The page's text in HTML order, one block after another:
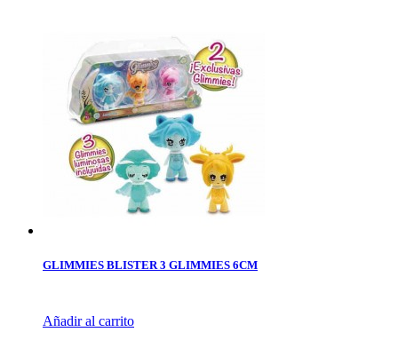
GLIMMIES BLISTER 3 GLIMMIES 6CM
Añadir al carrito